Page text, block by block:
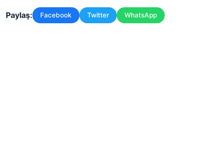
Paylaş: Facebook Twitter WhatsApp